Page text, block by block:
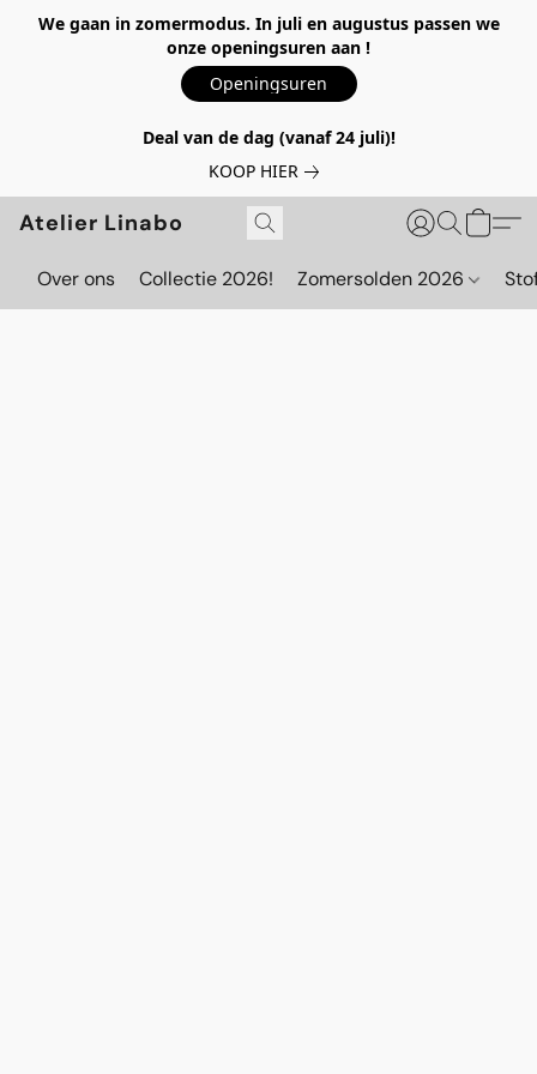
We gaan in zomermodus. In juli en augustus passen we
onze openingsuren aan !
Openingsuren
Deal van de dag (vanaf 24 juli)!
KOOP HIER
Atelier Linabo
Over ons Collectie 2026! Zomersolden 2026